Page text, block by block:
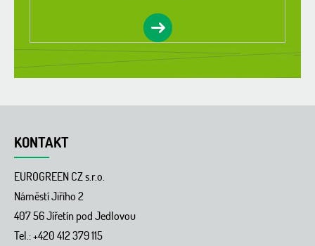
KONTAKT
EUROGREEN CZ s.r.o.
Náměstí Jiřího 2
407 56 Jířetín pod Jedlovou
Tel.: +420 412 379 115